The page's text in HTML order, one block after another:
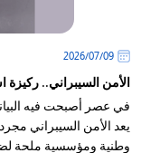
09‏/07‏/2026
الأمن السيبراني.. ركيزة
في عصر أصبحت فيه
يعد الأمن السيبراني
وطنية ومؤسسية ملحة